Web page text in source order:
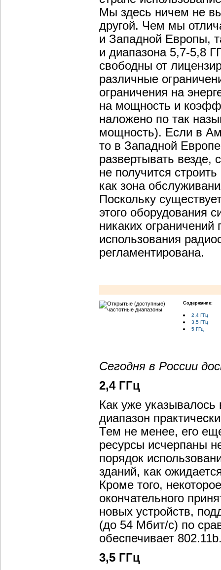
Мы здесь ничем не
другой. Чем мы
и Западной Европы,
и диапазона 5,7-5,8
свободны от
различные
ограничения на
на мощность и
наложено по так
мощность). Если в
то в Западной
развертывать везде,
не получится
как зона
Поскольку
этого оборудования
никаких
использования
регламентирована.
Содержание:
2,4 ГГц
3,5 ГГц
5 ГГц
Сегодня в России
2,4 ГГц
Как уже
диапазон
Тем не менее, его
ресурсы исчерпаны
порядок
зданий, как
Кроме того,
окончательного
новых устройств,
(до 54 Мбит/с) по
обеспечивает
3,5 ГГц